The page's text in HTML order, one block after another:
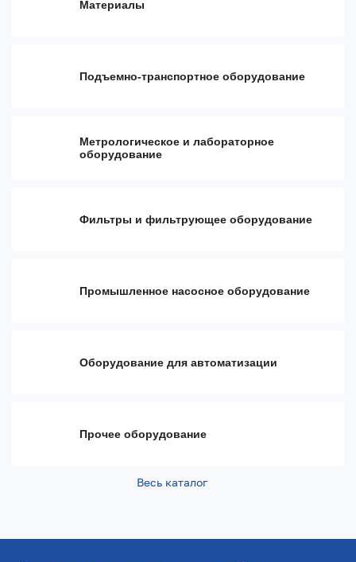
Материалы
Подъемно-транспортное оборудование
Метрологическое и лабораторное
оборудование
Фильтры и фильтрующее оборудование
Промышленное насосное оборудование
Оборудование для автоматизации
Прочее оборудование
Весь каталог